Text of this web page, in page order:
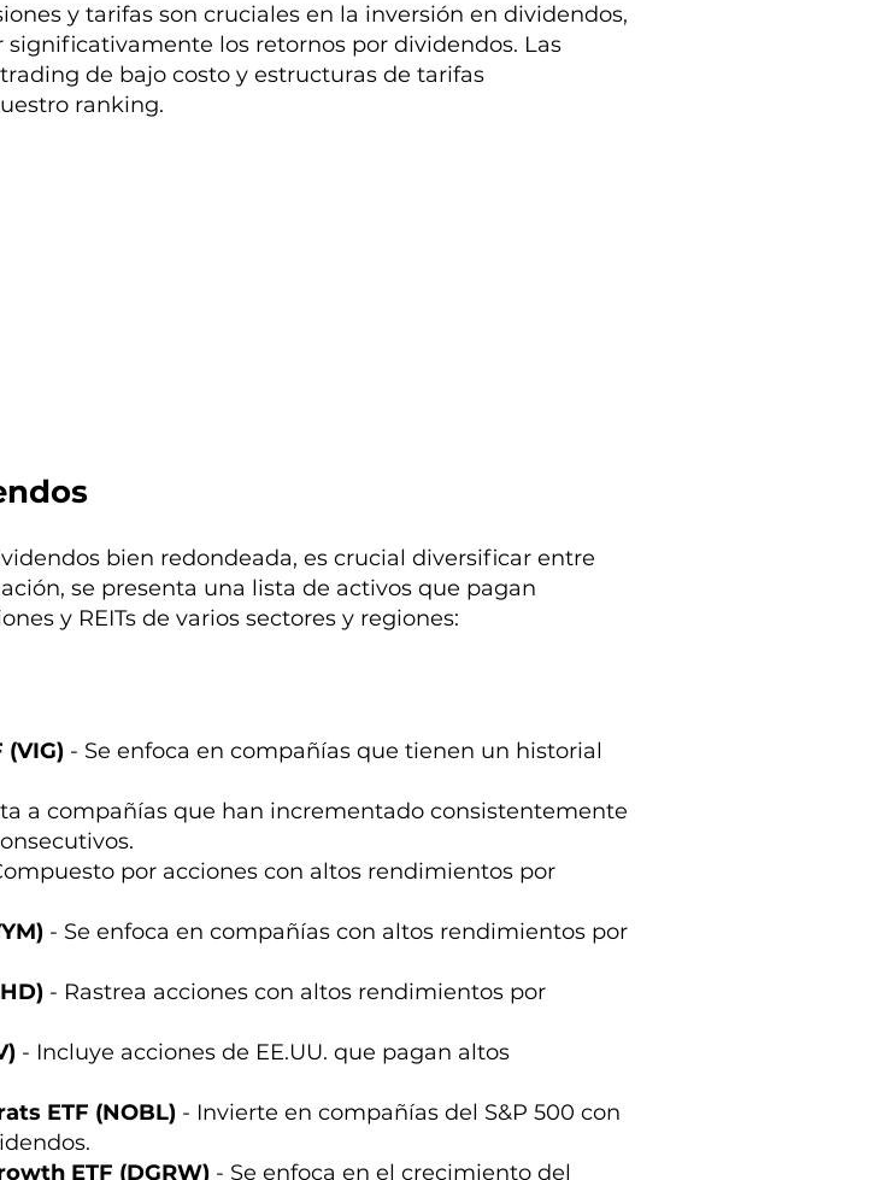
y tarifas son cruciales en la inversión en dividendos,
los retornos por dividendos. Las
de bajo costo y estructuras de tarifas
ranking.
bien redondeada, es crucial diversificar entre
se presenta una lista de activos que pagan
y REITs de varios sectores y regiones:
- Se enfoca en compañías que tienen un historial
a compañías que han incrementado consistentemente
por acciones con altos rendimientos por
- Se enfoca en compañías con altos rendimientos por
- Rastrea acciones con altos rendimientos por
- Incluye acciones de EE.UU. que pagan altos
ETF (NOBL) - Invierte en compañías del S&P 500 con
ETF (DGRW) - Se enfoca en el crecimiento del